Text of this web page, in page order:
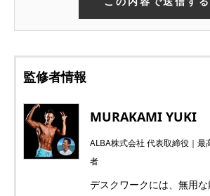
監修者情報
MURAKAMI YUKI
ALBA株式会社 代表取締役｜最
者
デスクワークには、無用